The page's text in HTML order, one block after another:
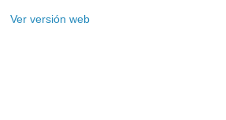
Ver versión web